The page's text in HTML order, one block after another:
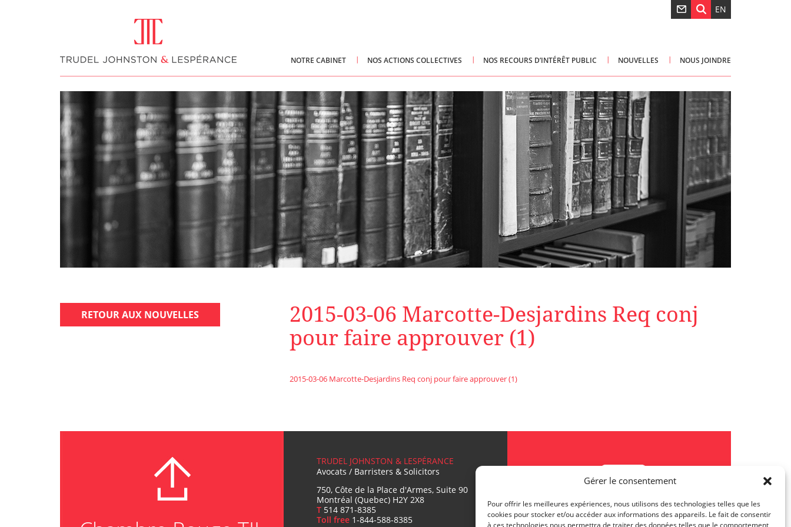
Gérer le consentement
Pour offrir les meilleures expériences, nous utilisons des technologies telles que les
cookies pour stocker et/ou accéder aux informations des appareils. Le fait de consentir
à ces technologies nous permettra de traiter des données telles que le comportement
EN
NOTRE CABINET NOS ACTIONS COLLECTIVES NOS RECOURS D’INTÉRÊT PUBLIC NOUVELLES NOUS JOINDRE
RETOUR AUX NOUVELLES
2015-03-06 Marcotte-Desjardins Req conj
pour faire approuver (1)
2015-03-06 Marcotte-Desjardins Req conj pour faire approuver (1)
TRUDEL JOHNSTON & LESPÉRANCE
Avocats / Barristers & Solicitors
750, Côte de la Place d'Armes, Suite 90
Montréal (Quebec) H2Y 2X8
T 514 871-8385
Toll free 1-844-588-8385